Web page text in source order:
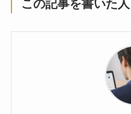
この記事を書いた人